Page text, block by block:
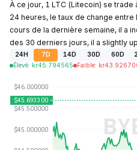
À ce jour, 1 LTC (Litecoin) se
24 heures, le taux de change entre
cours de la dernière semaine, il a
des 30 derniers jours, il a slightly
24H 7D 14D 30D 60D
Élevé: kr45.794565 Faible: kr